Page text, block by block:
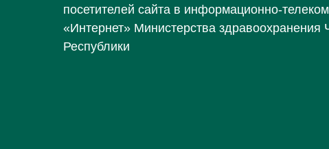
посетителей сайта в информационно-
«Интернет» Министерства здравоохранения
Республики